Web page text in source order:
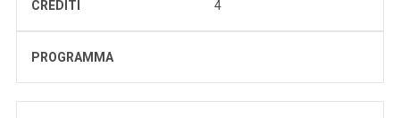
CREDITI 4
PROGRAMMA